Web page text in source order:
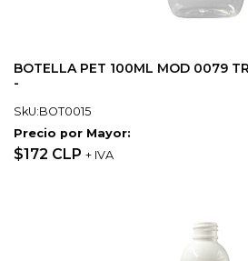
BOTELLA PET 100ML MOD 0079
-
SkU:BOT0015
Precio por Mayor:
$172 CLP + IVA